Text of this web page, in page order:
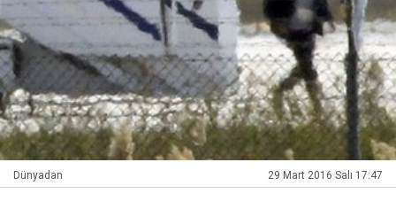
Dünyadan 29 Mart 2016 Salı 17:47